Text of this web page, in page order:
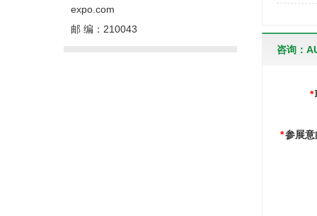
expo.com
邮 编：210043
咨询：
*
*参展